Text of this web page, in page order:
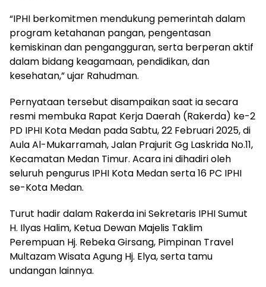
“IPHI berkomitmen mendukung pemerintah dalam
program ketahanan pangan, pengentasan
kemiskinan dan pengangguran, serta berperan aktif
dalam bidang keagamaan, pendidikan, dan
kesehatan,” ujar Rahudman.
Pernyataan tersebut disampaikan saat ia secara
resmi membuka Rapat Kerja Daerah (Rakerda) ke-2
PD IPHI Kota Medan pada Sabtu, 22 Februari 2025, di
Aula Al-Mukarramah, Jalan Prajurit Gg Laskrida No.11,
Kecamatan Medan Timur. Acara ini dihadiri oleh
seluruh pengurus IPHI Kota Medan serta 16 PC IPHI
se-Kota Medan.
Turut hadir dalam Rakerda ini Sekretaris IPHI Sumut
H. Ilyas Halim, Ketua Dewan Majelis Taklim
Perempuan Hj. Rebeka Girsang, Pimpinan Travel
Multazam Wisata Agung Hj. Elya, serta tamu
undangan lainnya.